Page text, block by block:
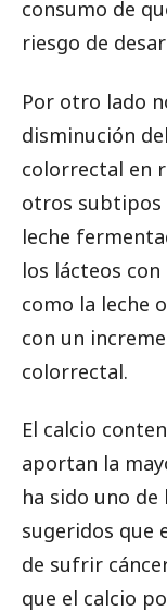
consumo de
riesgo de
Por otro lado
disminución
colorrectal en
otros subtipos
leche
los lácteos
como la leche
con un
colorrectal.
El calcio
aportan la
ha sido uno
sugeridos que
de sufrir
que el calcio